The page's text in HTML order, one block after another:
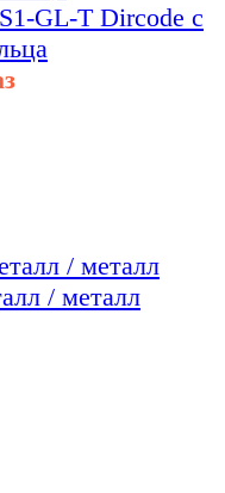
GL-T Dircode с
/ металл